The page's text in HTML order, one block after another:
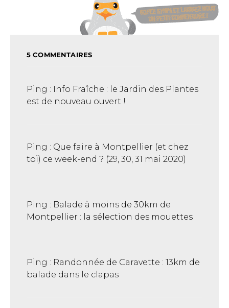
5 COMMENTAIRES
Ping : Info Fraîche : le Jardin des Plantes
est de nouveau ouvert !
Ping : Que faire à Montpellier (et chez
toi) ce week-end ? (29, 30, 31 mai 2020)
Ping : Balade à moins de 30km de
Montpellier : la sélection des mouettes
Ping : Randonnée de Caravette : 13km de
balade dans le clapas